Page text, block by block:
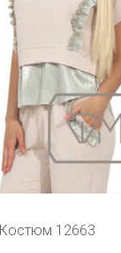
Костюм 12663